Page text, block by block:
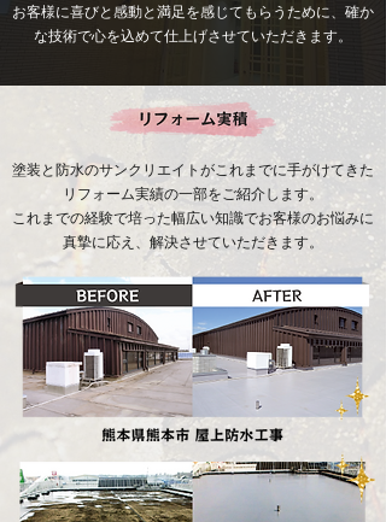
お客様に喜びと感動と満足を感じてもらうために、 確か
な技術で心を込めて仕上げさせていただきます。
塗装と防水のサンクリエイトがこれまでに手がけてきた
リフォーム実績の一部をご紹介します。
​これまでの経験で培った幅広い知識でお客様のお悩みに
真摯に応え、解決させていただきます。